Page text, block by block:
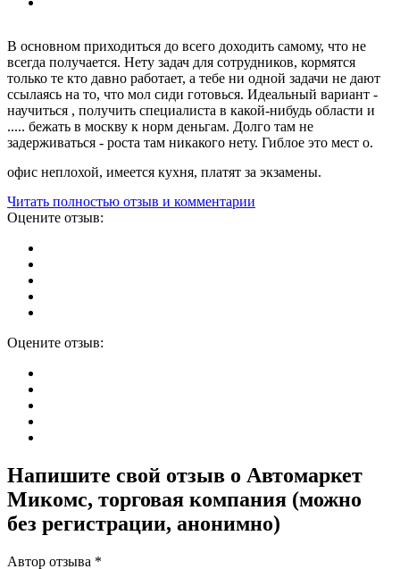
В основном приходиться до всего доходить самому, что не
всегда получается. Нету задач для сотрудников, кормятся
только те кто давно работает, а тебе ни одной задачи не дают
ссылаясь на то, что мол сиди готовься. Идеальный вариант -
научиться , получить специалиста в какой-нибудь области и
..... бежать в москву к норм деньгам. Долго там не
задерживаться - роста там никакого нету. Гиблое это мест о.
офис неплохой, имеется кухня, платят за экзамены.
Читать полностью отзыв и комментарии
Оцените отзыв:
Оцените отзыв:
Напишите свой отзыв о Автомаркет
Микомс, торговая компания (можно
без регистрации, анонимно)
Автор отзыва *